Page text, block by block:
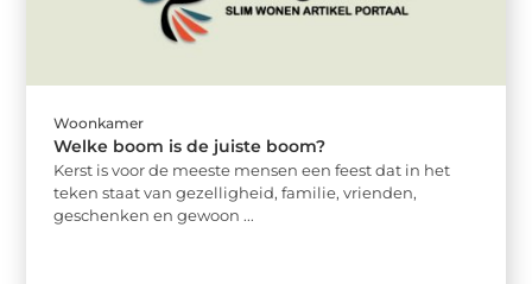
Woonkamer
Welke boom is de juiste boom?
Kerst is voor de meeste mensen een feest dat in het
teken staat van gezelligheid, familie, vrienden,
geschenken en gewoon ...